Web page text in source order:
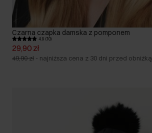
Czarna czapka damska z pomponem
4.9 (10)
29,90 zł
49,90 zł - najniższa cena z 30 dni przed obniżką